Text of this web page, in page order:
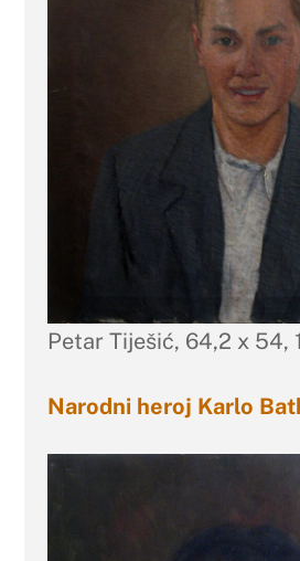
Petar Tiješić, 64,2 x 54,
Narodni heroj Karlo